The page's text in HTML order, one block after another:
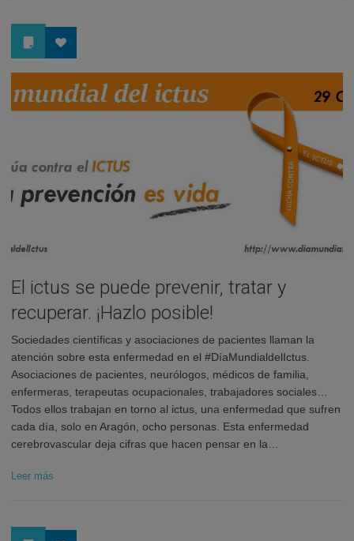
El ictus se puede prevenir, tratar y
recuperar. ¡Hazlo posible!
Sociedades científicas y asociaciones de pacientes llaman la
atención sobre esta enfermedad en el #DíaMundialdelIctus.
Asociaciones de pacientes, neurólogos, médicos de familia,
enfermeras, terapeutas ocupacionales, trabajadores sociales…
Todos ellos trabajan en torno al ictus, una enfermedad que sufren
cada día, solo en Aragón, ocho personas. Esta enfermedad
cerebrovascular deja cifras que hacen pensar en la…
Leer más